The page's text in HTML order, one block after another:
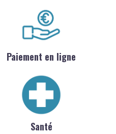
Paiement en ligne
Santé